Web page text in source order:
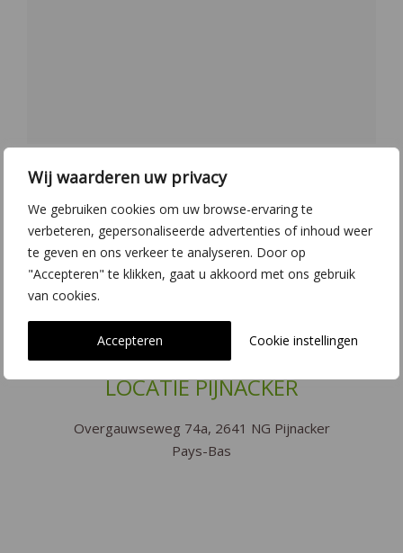
Wij waarderen uw privacy
We gebruiken cookies om uw browse-ervaring te
verbeteren, gepersonaliseerde advertenties of inhoud weer
te geven en ons verkeer te analyseren. Door op
"Accepteren" te klikken, gaat u akkoord met ons gebruik
van cookies.
Cookie instellingen
Accepteren
LOCATIE PIJNACKER
Overgauwseweg 74a, 2641 NG Pijnacker
Pays-Bas